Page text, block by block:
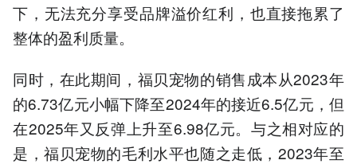
下，无法充分享受品牌溢价红利，也直接拖累了
整体的盈利质量。
同时，在此期间，福贝宠物的销售成本从2023年
的6.73亿元小幅下降至2024年的接近6.5亿元，但
在2025年又反弹上升至6.98亿元。与之相对应的
是，福贝宠物的毛利水平也随之走低，2023年至